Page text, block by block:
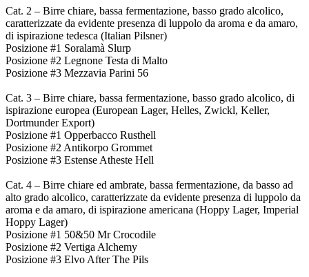
Cat. 2 – Birre chiare, bassa fermentazione, basso grado alcolico,
caratterizzate da evidente presenza di luppolo da aroma e da amaro,
di ispirazione tedesca (Italian Pilsner)
Posizione #1 Soralamà Slurp
Posizione #2 Legnone Testa di Malto
Posizione #3 Mezzavia Parini 56
Cat. 3 – Birre chiare, bassa fermentazione, basso grado alcolico, di
ispirazione europea (European Lager, Helles, Zwickl, Keller,
Dortmunder Export)
Posizione #1 Opperbacco Rusthell
Posizione #2 Antikorpo Grommet
Posizione #3 Estense Atheste Hell
Cat. 4 – Birre chiare ed ambrate, bassa fermentazione, da basso ad
alto grado alcolico, caratterizzate da evidente presenza di luppolo da
aroma e da amaro, di ispirazione americana (Hoppy Lager, Imperial
Hoppy Lager)
Posizione #1 50&50 Mr Crocodile
Posizione #2 Vertiga Alchemy
Posizione #3 Elvo After The Pils